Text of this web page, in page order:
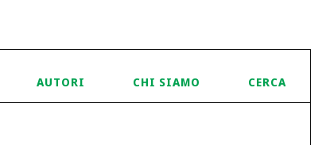
AUTORI CHI SIAMO CERCA